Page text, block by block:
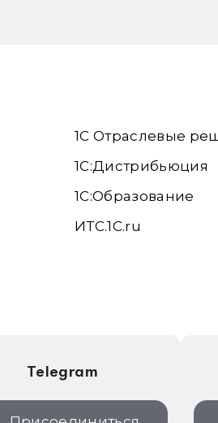
1С Отраслевые
1С:Дистрибьюция
1С:Образование
ИТС.1C.ru
Telegram